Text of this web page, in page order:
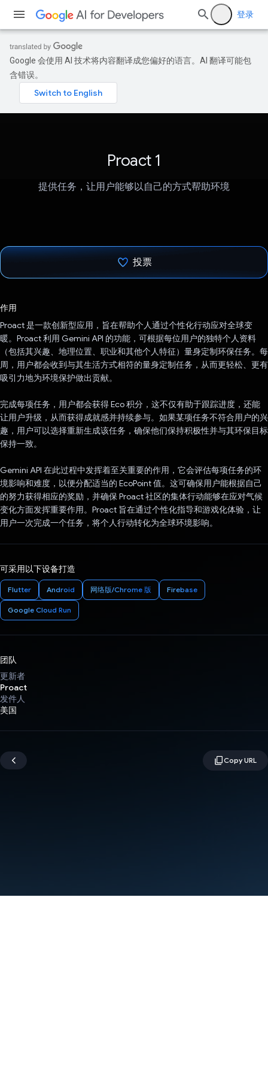
登录
Google 会使用 AI 技术将内容翻译成您偏好的语言。AI 翻译可能包
含错误。
Proact 1
提供任务，让用户能够以自己的方式帮助环境
投票
作用
Proact 是一款创新型应用，旨在帮助个人通过个性化行动应对全球变
暖。Proact 利用 Gemini API 的功能，可根据每位用户的独特个人资料
（包括其兴趣、地理位置、职业和其他个人特征）量身定制环保任务。每
周，用户都会收到与其生活方式相符的量身定制任务，从而更轻松、更有
吸引力地为环境保护做出贡献。
完成每项任务，用户都会获得 Eco 积分，这不仅有助于跟踪进度，还能
让用户升级，从而获得成就感并持续参与。如果某项任务不符合用户的兴
趣，用户可以选择重新生成该任务，确保他们保持积极性并与其环保目标
保持一致。
Gemini API 在此过程中发挥着至关重要的作用，它会评估每项任务的环
境影响和难度，以便分配适当的 EcoPoint 值。这可确保用户能根据自己
的努力获得相应的奖励，并确保 Proact 社区的集体行动能够在应对气候
变化方面发挥重要作用。Proact 旨在通过个性化指导和游戏化体验，让
用户一次完成一个任务，将个人行动转化为全球环境影响。
可采用以下设备打造
Flutter Android 网络版/Chrome 版 Firebase
Google Cloud Run
团队
更新者
Proact
发件人
美国